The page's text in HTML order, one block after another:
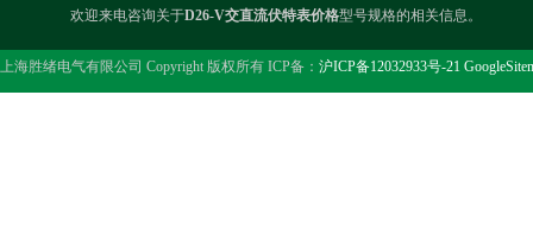
欢迎来电咨询关于D26-V交直流伏特表价格型号规格的相关信息。
上海胜绪电气有限公司 Copyright 版权所有 ICP备： 沪ICP备12032933号-21